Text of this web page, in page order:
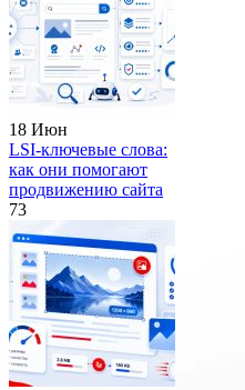
18 Июн
LSI-ключевые слова:
как они помогают
продвижению сайта
73